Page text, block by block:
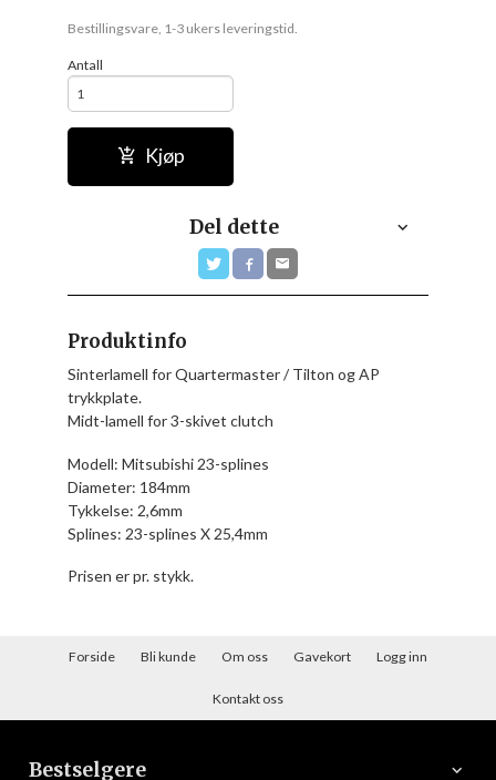
Bestillingsvare, 1-3 ukers leveringstid.
Antall
Kjøp
Del dette
Produktinfo
Sinterlamell for Quartermaster / Tilton og AP
trykkplate.
Midt-lamell for 3-skivet clutch
Modell: Mitsubishi 23-splines
Diameter: 184mm
Tykkelse: 2,6mm
Splines: 23-splines X 25,4mm
Prisen er pr. stykk.
Forside Bli kunde Om oss Gavekort Logg inn
Kontakt oss
Bestselgere